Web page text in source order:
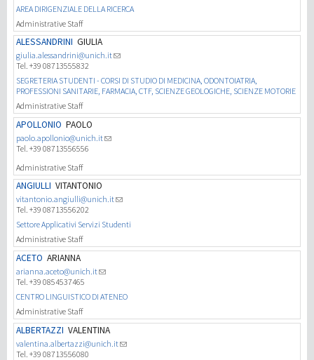
AREA DIRIGENZIALE DELLA RICERCA
Administrative Staff
ALESSANDRINI GIULIA
giulia.alessandrini@unich.it
Tel. +39 08713555832
SEGRETERIA STUDENTI - CORSI DI STUDIO DI MEDICINA, ODONTOIATRIA,
PROFESSIONI SANITARIE, FARMACIA, CTF, SCIENZE GEOLOGICHE, SCIENZE MOTORIE
Administrative Staff
APOLLONIO PAOLO
paolo.apollonio@unich.it
Tel. +39 08713556556
Administrative Staff
ANGIULLI VITANTONIO
vitantonio.angiulli@unich.it
Tel. +39 08713556202
Settore Applicativi Servizi Studenti
Administrative Staff
ACETO ARIANNA
arianna.aceto@unich.it
Tel. +39 0854537465
CENTRO LINGUISTICO DI ATENEO
Administrative Staff
ALBERTAZZI VALENTINA
valentina.albertazzi@unich.it
Tel. +39 08713556080